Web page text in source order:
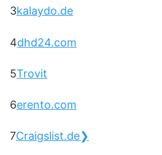
3kalaydo.de
4dhd24.com
5Trovit
6erento.com
7Craigslist.de❯